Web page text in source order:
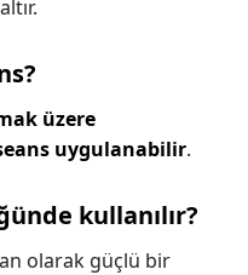
üzere
uygulanabilir.
kullanılır?
olarak güçlü bir